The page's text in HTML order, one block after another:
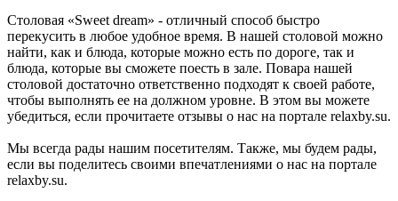
Столовая «Sweet dream» - отличный способ быстро
перекусить в любое удобное время. В нашей столовой можно
найти, как и блюда, которые можно есть по дороге, так и
блюда, которые вы сможете поесть в зале. Повара нашей
столовой достаточно ответственно подходят к своей работе,
чтобы выполнять ее на должном уровне. В этом вы можете
убедиться, если прочитаете отзывы о нас на портале relaxby.su.
Мы всегда рады нашим посетителям. Также, мы будем рады,
если вы поделитесь своими впечатлениями о нас на портале
relaxby.su.